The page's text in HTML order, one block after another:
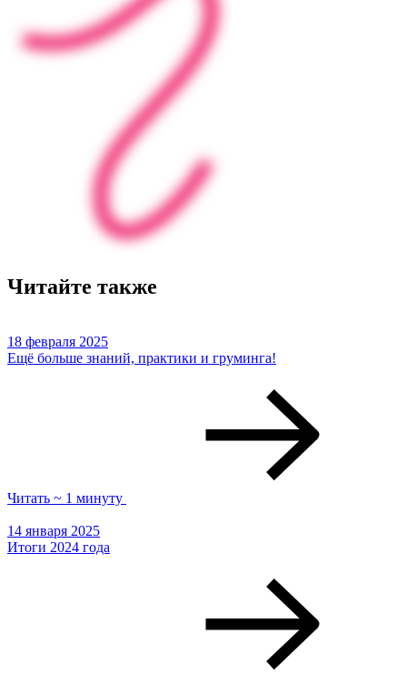
Читайте также
18 февраля 2025
Ещё больше знаний, практики и груминга!
Читать ~ 1 минуту
14 января 2025
Итоги 2024 года